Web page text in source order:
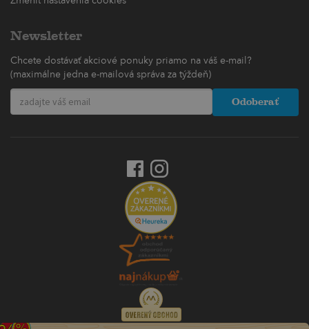
Newsletter
Chcete dostávať akciové ponuky priamo na váš e-mail?
(maximálne jedna e-mailová správa za týždeň)
Odoberať